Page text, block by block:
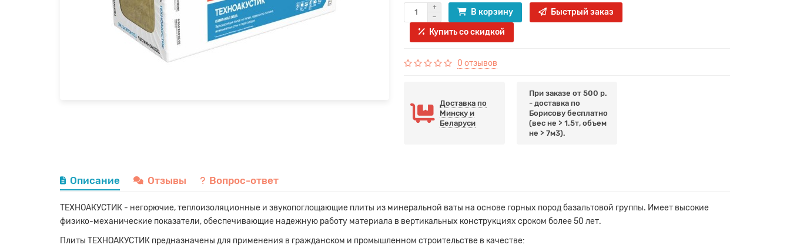
В корзину
Быстрый заказ
Купить со скидкой
0 отзывов
Доставка по
Минску и
Беларуси
При заказе от 500 р.
- доставка по
Борисову бесплатно
(вес не > 1.5т, объем
не > 7м3).
Описание Отзывы Вопрос-ответ
ТЕХНОАКУСТИК - негорючие, теплоизоляционные и звукопоглощающие плиты из минеральной ваты на основе горных пород базальтовой группы. Имеет высокие
физико-механические показатели, обеспечивающие надежную работу материала в вертикальных конструкциях сроком более 50 лет.
Плиты ТЕХНОАКУСТИК предназначены для применения в гражданском и промышленном строительстве в качестве: